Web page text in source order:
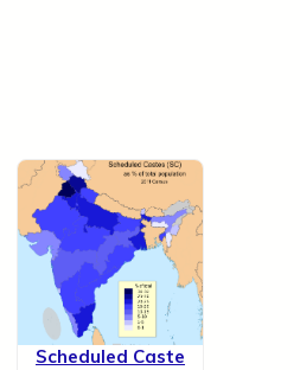
Scheduled Caste